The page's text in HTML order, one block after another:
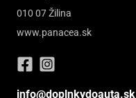
010 07 Žilina
www.panacea.sk
info@doplnkydoauta.sk